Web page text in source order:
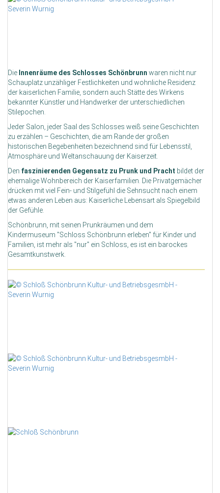
Die Innenräume des Schlosses Schönbrunn waren nicht nur
Schauplatz unzähliger Festlichkeiten und wohnliche Residenz
der kaiserlichen Familie, sondern auch Stätte des Wirkens
bekannter Künstler und Handwerker der unterschiedlichen
Stilepochen.
Jeder Salon, jeder Saal des Schlosses weiß seine Geschichten
zu erzählen – Geschichten, die am Rande der großen
historischen Begebenheiten bezeichnend sind für Lebensstil,
Atmosphäre und Weltanschauung der Kaiserzeit.
Den faszinierenden Gegensatz zu Prunk und Pracht bildet der
ehemalige Wohnbereich der Kaiserfamilien. Die Privatgemächer
drücken mit viel Fein- und Stilgefühl die Sehnsucht nach einem
etwas anderen Leben aus: Kaiserliche Lebensart als Spiegelbild
der Gefühle.
Schönbrunn, mit seinen Prunkräumen und dem
Kindermuseum "Schloss Schönbrunn erleben" für Kinder und
Familien, ist mehr als "nur" ein Schloss, es ist ein barockes
Gesamtkunstwerk.